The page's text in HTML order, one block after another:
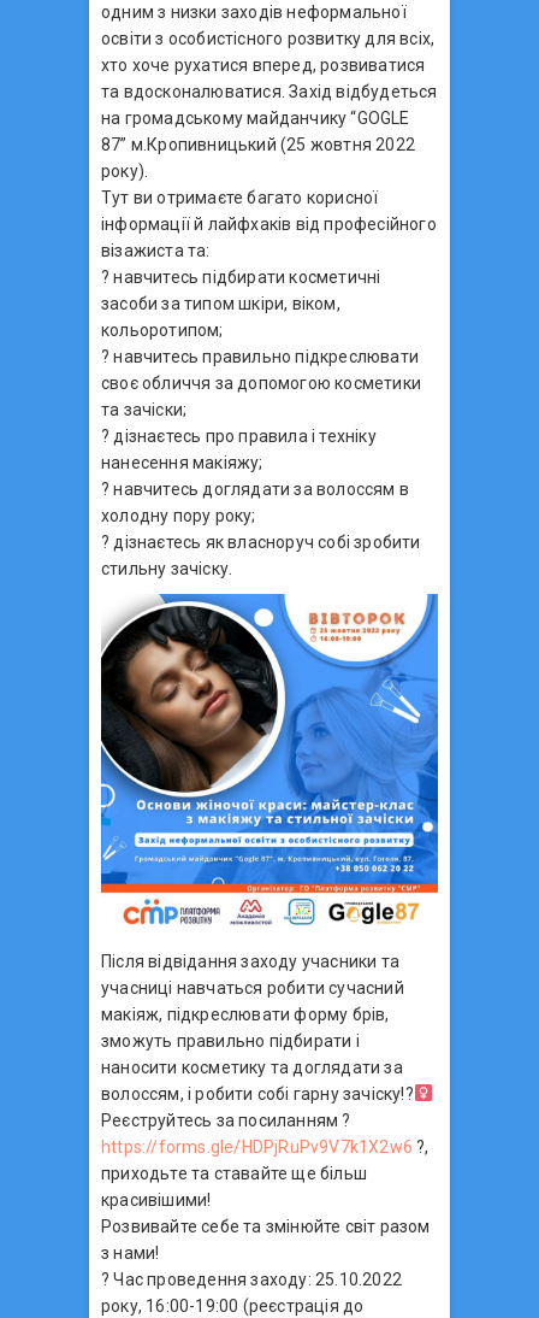
одним з низки заходів неформальної
освіти з особистісного розвитку для всіх,
хто хоче рухатися вперед, розвиватися
та вдосконалюватися. Захід відбудеться
на громадському майданчику “GOGLE
87” м.Кропивницький (25 жовтня 2022
року).
Тут ви отримаєте багато корисної
інформації й лайфхаків від професійного
візажиста та:
? навчитесь підбирати косметичні
засоби за типом шкіри, віком,
кольоротипом;
? навчитесь правильно підкреслювати
своє обличчя за допомогою косметики
та зачіски;
? дізнаєтесь про правила і техніку
нанесення макіяжу;
? навчитесь доглядати за волоссям в
холодну пору року;
? дізнаєтесь як власноруч собі зробити
стильну зачіску.
Після відвідання заходу учасники та
учасниці навчаться робити сучасний
макіяж, підкреслювати форму брів,
зможуть правильно підбирати і
наносити косметику та доглядати за
волоссям, і робити собі гарну зачіску!?‍
Реєструйтесь за посиланням ?
https://forms.gle/HDPjRuPv9V7k1X2w6 ?,
приходьте та ставайте ще більш
красивішими!
Розвивайте себе та змінюйте світ разом
з нами!
? Час проведення заходу: 25.10.2022
року, 16:00-19:00 (реєстрація до